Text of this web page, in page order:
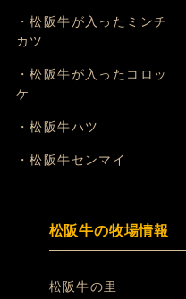
・松阪牛が入ったミンチ
カツ
・松阪牛が入ったコロッ
ケ
・松阪牛ハツ
・松阪牛センマイ
松阪牛の牧場情報
松阪牛の里